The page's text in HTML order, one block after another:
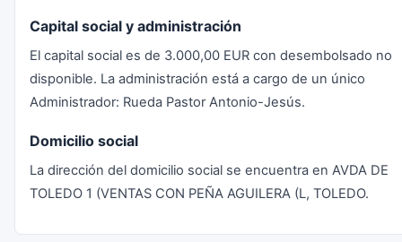
Capital social y administración
El capital social es de 3.000,00 EUR con desembolsado no
disponible. La administración está a cargo de un único
Administrador: Rueda Pastor Antonio-Jesús.
Domicilio social
La dirección del domicilio social se encuentra en AVDA DE
TOLEDO 1 (VENTAS CON PEÑA AGUILERA (L, TOLEDO.